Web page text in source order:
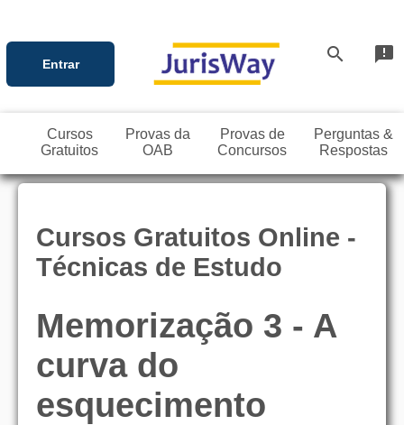
Entrar search announcement
Cursos
Gratuitos
Provas da
OAB
Provas de
Concursos
Perguntas &
Respostas
Cursos Gratuitos Online -
Técnicas de Estudo
Memorização 3 - A
curva do
esquecimento